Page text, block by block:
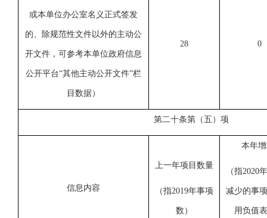
或本单位办公室名义正式签发
的、除规范性文件以外的主动公
开文件，可参考本单位政府信息
公开平台“其他主动公开文件”栏
目数据）
28 0
第二十条第（五）项
信息内容
上一年项目数量
（指2019年事项
数 ）
本年
（指2020
减少的事
用负值